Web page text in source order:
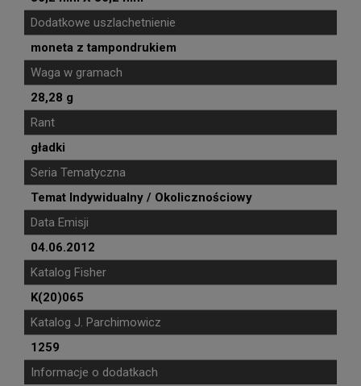
Dodatkowe uszlachetnienie
moneta z tampondrukiem
Waga w gramach
28,28 g
Rant
gładki
Seria Tematyczna
Temat Indywidualny / Okolicznościowy
Data Emisji
04.06.2012
Katalog Fisher
K(20)065
Katalog J. Parchimowicz
1259
Informacje o dodatkach